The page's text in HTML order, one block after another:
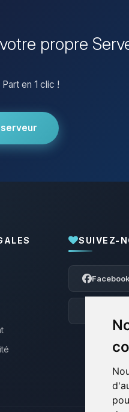
propre
en 1 clic !
SUIVEZ-
Facebook
Youpi, enfin
Moi c’est
BoxToPlay.
et je vais
08/08/2026 à